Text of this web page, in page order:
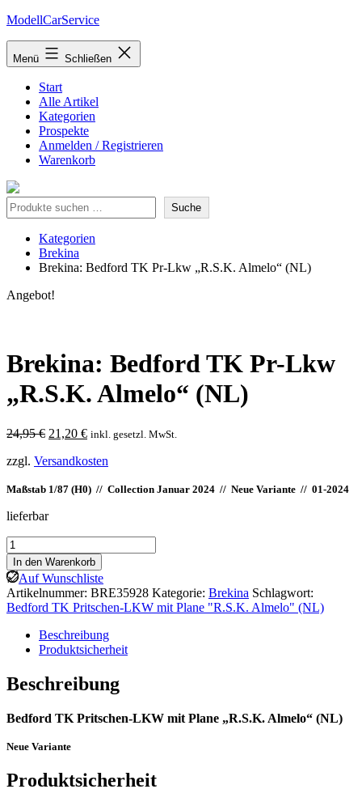
Zum
springen
ModellCarService
Menü Schließen
Start
Alle Artikel
Kategorien
Prospekte
Anmelden / Registrieren
Warenkorb
Suche Suche
Kategorien
Brekina
Brekina: Bedford TK Pr-Lkw „R.S.K. Almelo“ (NL)
Angebot!
Brekina: Bedford TK Pr-Lkw
„R.S.K. Almelo“ (NL)
24,95€ Ursprünglicher
war:
21,20 €Aktueller
ist:
inkl. gesetzl. MwSt.
zzgl. Versandkosten
Maßstab 1/87 (H0) // Collection Januar 2024 // Neue Variante // 01-2024
lieferbar
Brekina:
Bedford
TK
Pr-
Lkw
"R.S.K.
Almelo"
Menge
In den Warenkorb
Auf Wunschliste
Artikelnummer: BRE35928 Kategorie: Brekina Schlagwort:
Bedford TK Pritschen-LKW mit Plane "R.S.K. Almelo" (NL)
Beschreibung
Produktsicherheit
Beschreibung
Bedford TK Pritschen-LKW mit Plane „R.S.K. Almelo“ (NL)
Neue Variante
Produktsicherheit